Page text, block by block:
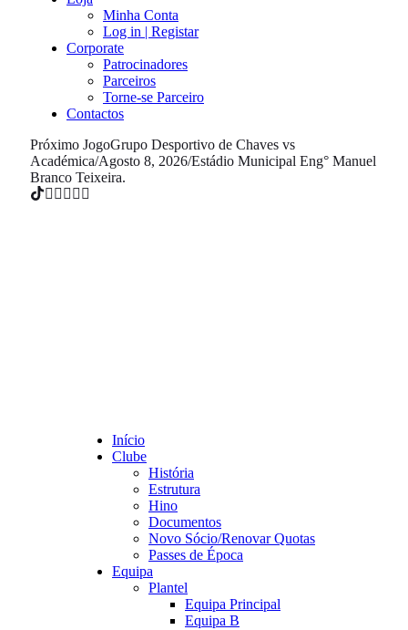
Minha Conta
Log in | Registar
Corporate
Patrocinadores
Parceiros
Torne-se Parceiro
Contactos
Próximo JogoGrupo Desportivo de Chaves vs
Académica/Agosto 8, 2026/Estádio Municipal Eng° Manuel
Branco Teixeira.
Início
Clube
História
Estrutura
Hino
Documentos
Novo Sócio/Renovar Quotas
Passes de Época
Equipa
Plantel
Equipa Principal
Equipa B